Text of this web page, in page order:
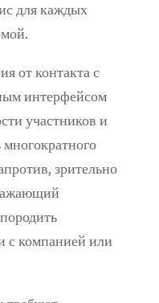
для каждых
от контакта с
интерфейсом
участников и
зрительно
с компанией или